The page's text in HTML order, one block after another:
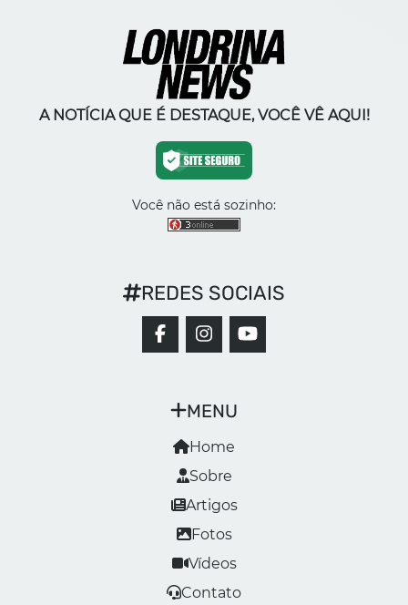
A NOTÍCIA QUE É DESTAQUE, VOCÊ VÊ AQUI!
Você não está sozinho:
MENU
Home
Sobre
Artigos
Fotos
Vídeos
Contato
REDES SOCIAIS